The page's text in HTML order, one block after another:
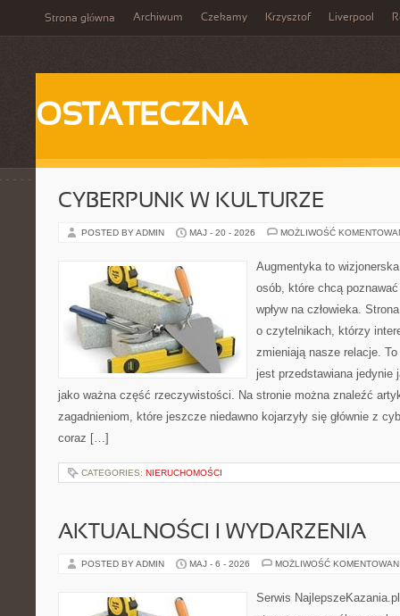
Strona główna Archiwum Czekamy Krzysztof Liverpool
OSTATECZNA
CYBERPUNK W KULTURZE
POSTED BY ADMIN MAJ - 20 - 2026 MOŻLIWOŚĆ
Augmentyka to
osób, które chcą
wpływ na człowieka.
o czytelnikach, którzy
zmieniają nasze relacje.
jest przedstawiana jedynie
jako ważna część rzeczywistości. Na stronie można znaleźć
zagadnieniom, które jeszcze niedawno kojarzyły się głównie z
coraz […]
CATEGORIES: NIERUCHOMOŚCI
AKTUALNOŚCI I WYDARZENIA
POSTED BY ADMIN MAJ - 6 - 2026 MOŻLIWOŚĆ
Serwis